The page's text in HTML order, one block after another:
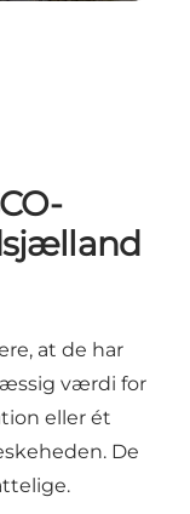
at de har
værdi for
eller ét
De